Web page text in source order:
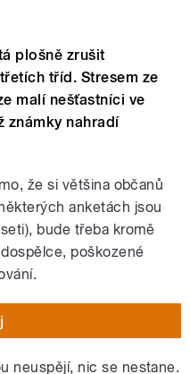
plošně zrušit
tříd. Stresem ze
malí nešťastníci ve
známky nahradí
že si většina občanů
anketách jsou
bude třeba kromě
poškozené
neuspějí, nic se nestane.